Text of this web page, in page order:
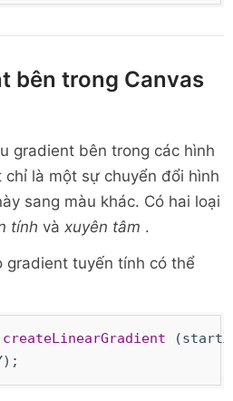
bên trong Canvas
gradient bên trong các hình
là một sự chuyển đổi hình
sang màu khác. Có hai loại
tính và xuyên tâm .
gradient tuyến tính có thể